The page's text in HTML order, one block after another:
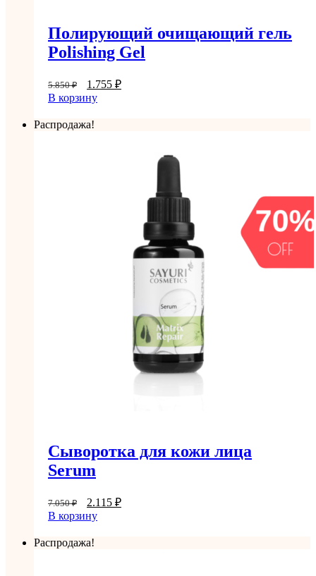
Полирующий очищающий гель
Polishing Gel
5.850₽ 1.755 ₽
В корзину
Распродажа!
Сыворотка для кожи лица
Serum
7.050₽ 2.115 ₽
В корзину
Распродажа!